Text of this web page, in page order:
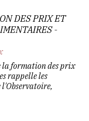
DES PRIX ET
-
la formation des prix
rappelle les
l'Observatoire,